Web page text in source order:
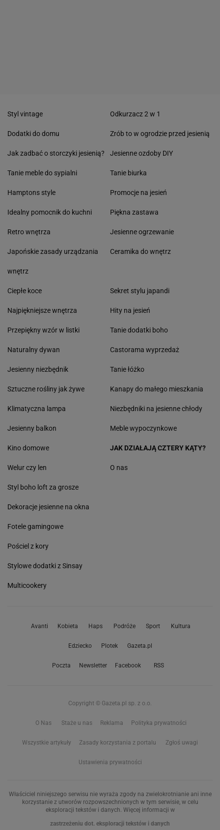
Styl vintage
Dodatki do domu
Jak zadbać o storczyki jesienią?
Tanie meble do sypialni
Hamptons style
Idealny pomocnik do kuchni
Retro wnętrza
Japońskie zasady urządzania
wnętrz
Odkurzacz 2 w 1
Zrób to w ogrodzie przed jesienią
Jesienne ozdoby DIY
Tanie biurka
Promocje na jesień
Piękna zastawa
Jesienne ogrzewanie
Ceramika do wnętrz
Ciepłe koce
Najpiękniejsze wnętrza
Przepiękny wzór w listki
Naturalny dywan
Jesienny niezbędnik
Sztuczne rośliny jak żywe
Klimatyczna lampa
Jesienny balkon
Sekret stylu japandi
Hity na jesień
Tanie dodatki boho
Castorama wyprzedaż
Tanie łóżko
Kanapy do małego mieszkania
Niezbędniki na jesienne chłody
Meble wypoczynkowe
Kino domowe
Welur czy len
Styl boho loft za grosze
Dekoracje jesienne na okna
Fotele gamingowe
Pościel z kory
Stylowe dodatki z Sinsay
Multicookery
JAK DZIAŁAJĄ CZTERY KĄTY?
O nas
Avanti Kobieta Haps Podróże Sport Kultura
Edziecko Plotek Gazeta.pl
Poczta Newsletter Facebook RSS
Copyright © Gazeta.pl sp. z o.o.
O Nas Staże u nas Reklama Polityka prywatności
Wszystkie artykuły Zasady korzystania z portalu Zgłoś uwagi
Ustawienia prywatności
Właściciel niniejszego serwisu nie wyraża zgody na zwielokrotnianie ani inne
korzystanie z utworów rozpowszechnionych w tym serwisie, w celu
eksploracji tekstów i danych. Więcej informacji w
zastrzeżeniu dot. eksploracji tekstów i danych